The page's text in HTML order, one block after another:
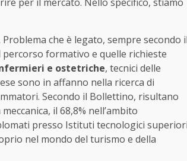
che è legato, sempre secondo il
formativo e quelle richieste
e ostetriche, tecnici delle
sono in affanno nella ricerca di
Secondo il Bollettino, risultano
il 68,8% nell’ambito
presso Istituti tecnologici superiori
nel mondo del turismo e della